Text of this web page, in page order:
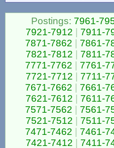
Postings: 7961-
7921-7912
7911-
7871-7862
7861-
7821-7812
7811-
7771-7762
7761-
7721-7712
7711-
7671-7662
7661-
7621-7612
7611-
7571-7562
7561-
7521-7512
7511-
7471-7462
7461-
7421-7412
7411-